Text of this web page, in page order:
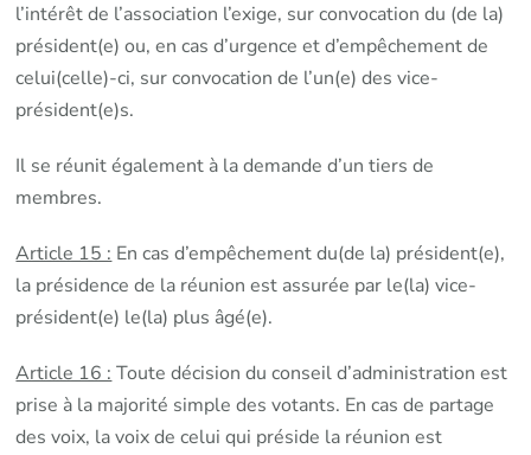
l’intérêt de l’association l’exige, sur convocation du (de la)
président(e) ou, en cas d’urgence et d’empêchement de
celui(celle)-ci, sur convocation de l’un(e) des vice-
président(e)s.
Il se réunit également à la demande d’un tiers de
membres.
Article 15 : En cas d’empêchement du(de la) président(e),
la présidence de la réunion est assurée par le(la) vice-
président(e) le(la) plus âgé(e).
Article 16 : Toute décision du conseil d’administration est
prise à la majorité simple des votants. En cas de partage
des voix, la voix de celui qui préside la réunion est